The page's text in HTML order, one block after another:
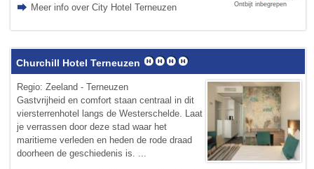
Meer info over City Hotel Terneuzen Ontbijt inbegrepen
Churchill Hotel Terneuzen
Regio: Zeeland - Terneuzen
Gastvrijheid en comfort staan centraal in dit
viersterrenhotel langs de Westerschelde. Laat
je verrassen door deze stad waar het
maritieme verleden en heden de rode draad
doorheen de geschiedenis is. ...